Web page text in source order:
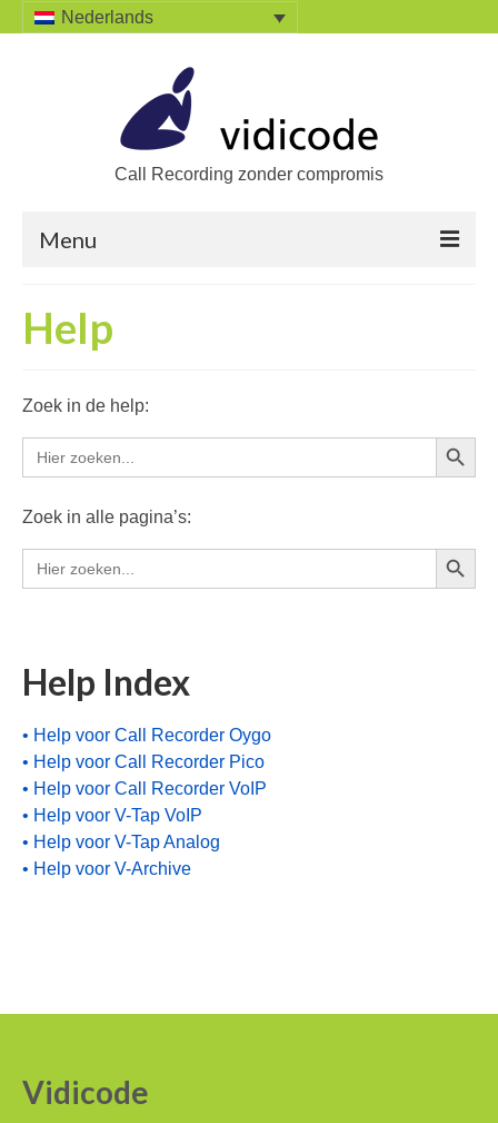
Nederlands
Call Recording zonder compromis
Menu
Oplossingen
Producten
Call Recorders
Call Recorder Apresa
Call Recorder Oygo
(softphones/headsets)
V-Tap Analog 2
V-Mic Audio Recorder
Call Recorder Pico
Call Recorder ISDN PRI
V-Archive (archiverings software)
Service en Support
Help
Zoek in de help:
Zoek
naar:
Zoek in alle pagina’s:
Zoek
naar:
Help Index
• Help voor Call Recorder Oygo
• Help voor Call Recorder Pico
• Help voor Call Recorder VoIP
• Help voor V-Tap VoIP
• Help voor V-Tap Analog
• Help voor V-Archive
Vidicode